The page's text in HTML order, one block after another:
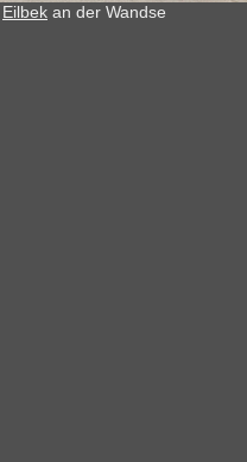
Eilbek an der Wandse